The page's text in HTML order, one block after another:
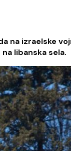
na izraelske
libanska sela.